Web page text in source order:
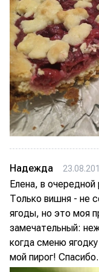
Надежда
Елена, в очередной
Только вишня - не
ягоды, но это моя
замечательный:
когда сменю
мой пирог! Спасибо.